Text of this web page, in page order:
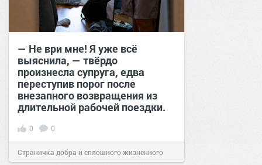
— Не ври мне! Я уже всё
выяснила, — твёрдо
произнесла супруга, едва
переступив порог после
внезапного возвращения из
длительной рабочей поездки.
0 0
Страничка добра и сплошного жизненного